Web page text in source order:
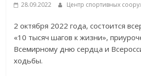
28.09.2022 Центр спортивных
2 октября 2022 года, состоится
«10 тысяч шагов к жизни»,
Всемирному дню сердца и
ходьбы.